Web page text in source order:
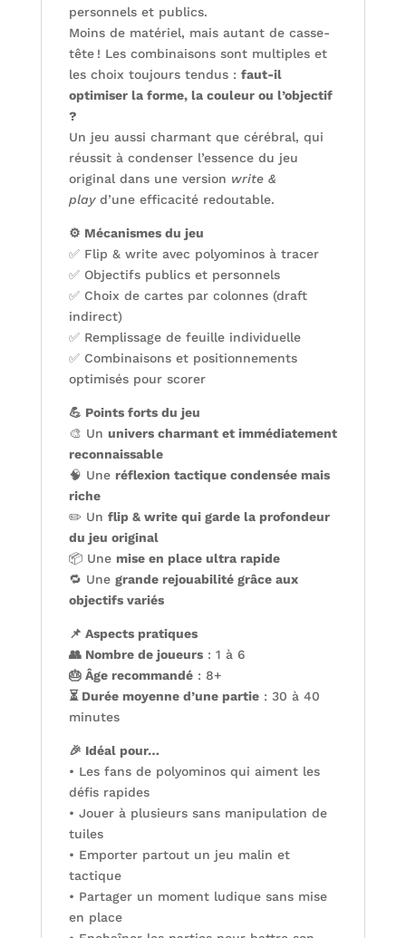
personnels et publics.
Moins de matériel, mais autant de casse-
tête ! Les combinaisons sont multiples et
les choix toujours tendus : faut-il
optimiser la forme, la couleur ou l’objectif
?
Un jeu aussi charmant que cérébral, qui
réussit à condenser l’essence du jeu
original dans une version write &
playd’une efficacité redoutable.
⚙️ Mécanismes du jeu
✅ Flip & write avec polyominos à tracer
✅ Objectifs publics et personnels
✅ Choix de cartes par colonnes (draft
indirect)
✅ Remplissage de feuille individuelle
✅ Combinaisons et positionnements
optimisés pour scorer
💪 Points forts du jeu
🎨 Un univers charmant et immédiatement
reconnaissable
🧠 Une réflexion tactique condensée mais
riche
✏️ Un flip & write qui garde la profondeur
du jeu original
📦 Une mise en place ultra rapide
🔁 Une grande rejouabilité grâce aux
objectifs variés
📌 Aspects pratiques
👥 Nombre de joueurs: 1 à 6
🎂 Âge recommandé: 8+
⏳ Durée moyenne d’une partie: 30 à 40
minutes
🎉 Idéal pour…
• Les fans de polyominos qui aiment les
défis rapides
• Jouer à plusieurs sans manipulation de
tuiles
• Emporter partout un jeu malin et
tactique
• Partager un moment ludique sans mise
en place